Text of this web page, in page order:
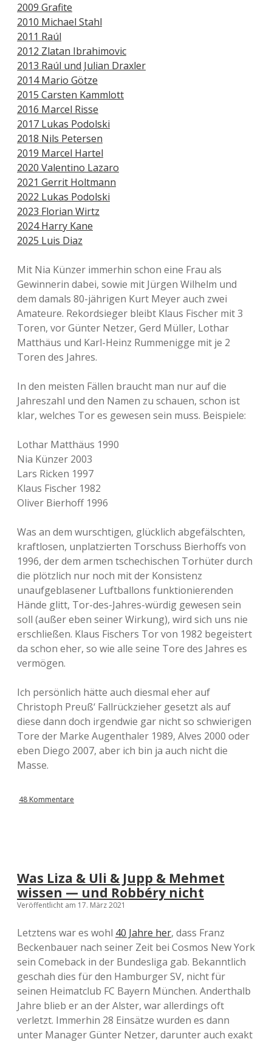
2009 Grafite
2010 Michael Stahl
2011 Raúl
2012 Zlatan Ibrahimovic
2013 Raúl und Julian Draxler
2014 Mario Götze
2015 Carsten Kammlott
2016 Marcel Risse
2017 Lukas Podolski
2018 Nils Petersen
2019 Marcel Hartel
2020 Valentino Lazaro
2021 Gerrit Holtmann
2022 Lukas Podolski
2023 Florian Wirtz
2024 Harry Kane
2025 Luis Diaz
Mit Nia Künzer immerhin schon eine Frau als
Gewinnerin dabei, sowie mit Jürgen Wilhelm und
dem damals 80-jährigen Kurt Meyer auch zwei
Amateure. Rekordsieger bleibt Klaus Fischer mit 3
Toren, vor Günter Netzer, Gerd Müller, Lothar
Matthäus und Karl-Heinz Rummenigge mit je 2
Toren des Jahres.
In den meisten Fällen braucht man nur auf die
Jahreszahl und den Namen zu schauen, schon ist
klar, welches Tor es gewesen sein muss. Beispiele:
Lothar Matthäus 1990
Nia Künzer 2003
Lars Ricken 1997
Klaus Fischer 1982
Oliver Bierhoff 1996
Was an dem wurschtigen, glücklich abgefälschten,
kraftlosen, unplatzierten Torschuss Bierhoffs von
1996, der dem armen tschechischen Torhüter durch
die plötzlich nur noch mit der Konsistenz
unaufgeblasener Luftballons funktionierenden
Hände glitt, Tor-des-Jahres-würdig gewesen sein
soll (außer eben seiner Wirkung), wird sich uns nie
erschließen. Klaus Fischers Tor von 1982 begeistert
da schon eher, so wie alle seine Tore des Jahres es
vermögen.
Ich persönlich hätte auch diesmal eher auf
Christoph Preuß‘ Fallrückzieher gesetzt als auf
diese dann doch irgendwie gar nicht so schwierigen
Tore der Marke Augenthaler 1989, Alves 2000 oder
eben Diego 2007, aber ich bin ja auch nicht die
Masse.
48 Kommentare
Was Liza & Uli & Jupp & Mehmet
wissen — und Robbéry nicht
Veröffentlicht am 17. März 2021
Letztens war es wohl 40 Jahre her, dass Franz
Beckenbauer nach seiner Zeit bei Cosmos New York
sein Comeback in der Bundesliga gab. Bekanntlich
geschah dies für den Hamburger SV, nicht für
seinen Heimatclub FC Bayern München. Anderthalb
Jahre blieb er an der Alster, war allerdings oft
verletzt. Immerhin 28 Einsätze wurden es dann
unter Manager Günter Netzer, darunter auch exakt